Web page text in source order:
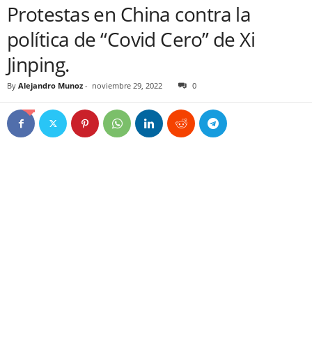
Protestas en China contra la
política de “Covid Cero” de Xi
Jinping.
By Alejandro Munoz - noviembre 29, 2022 0